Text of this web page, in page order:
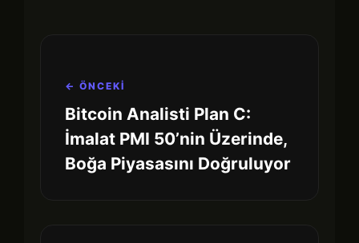
← ÖNCEKİ
Bitcoin Analisti Plan C:
İmalat PMI 50’nin Üzerinde,
Boğa Piyasasını Doğruluyor